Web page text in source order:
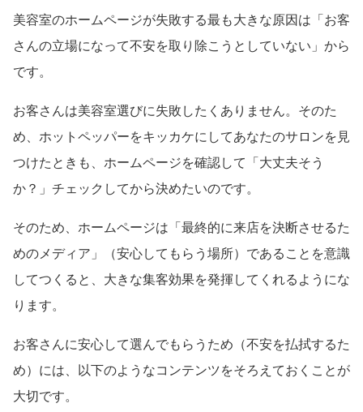
美容室のホームページが失敗する最も大きな原因は「お客
さんの立場になって不安を取り除こうとしていない」から
です。
お客さんは美容室選びに失敗したくありません。そのた
め、ホットペッパーをキッカケにしてあなたのサロンを見
つけたときも、ホームページを確認して「大丈夫そう
か？」チェックしてから決めたいのです。
そのため、ホームページは「最終的に来店を決断させるた
めのメディア」（安心してもらう場所）であることを意識
してつくると、大きな集客効果を発揮してくれるようにな
ります。
お客さんに安心して選んでもらうため（不安を払拭するた
め）には、以下のようなコンテンツをそろえておくことが
大切です。